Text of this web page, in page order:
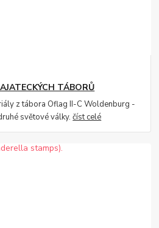
TÁBORŮ
z tábora Oflag II-C Woldenburg -
světové války.číst celé